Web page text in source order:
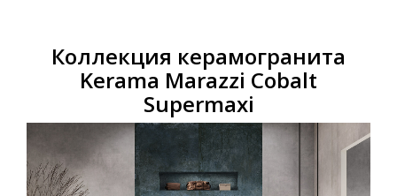
Коллекция керамогранита
Kerama Marazzi Cobalt
Supermaxi